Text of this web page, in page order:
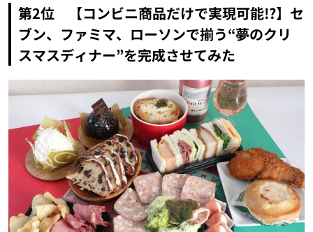
第2位 【コンビニ商品だけで実現可能!?】セ
ブン、ファミマ、ローソンで揃う“夢のクリ
スマスディナー”を完成させてみた